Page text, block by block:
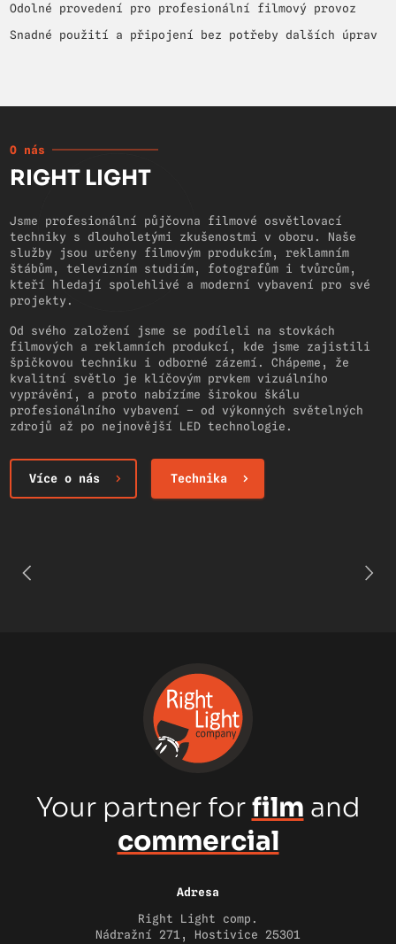
Odolné provedení pro profesionální filmový provoz
Snadné použití a připojení bez potřeby dalších úprav
O nás
RIGHT LIGHT
Jsme profesionální půjčovna filmové osvětlovací
techniky s dlouholetými zkušenostmi v oboru. Naše
služby jsou určeny filmovým produkcím, reklamním
štábům, televizním studiím, fotografům i tvůrcům,
kteří hledají spolehlivé a moderní vybavení pro své
projekty.
Od svého založení jsme se podíleli na stovkách
filmových a reklamních produkcí, kde jsme zajistili
špičkovou techniku i odborné zázemí. Chápeme, že
kvalitní světlo je klíčovým prvkem vizuálního
vyprávění, a proto nabízíme širokou škálu
profesionálního vybavení – od výkonných světelných
zdrojů až po nejnovější LED technologie.
Více o nás Technika
Your partner forfilm and
commercial
Adresa
Right Light comp.
Nádražní 271, Hostivice 25301